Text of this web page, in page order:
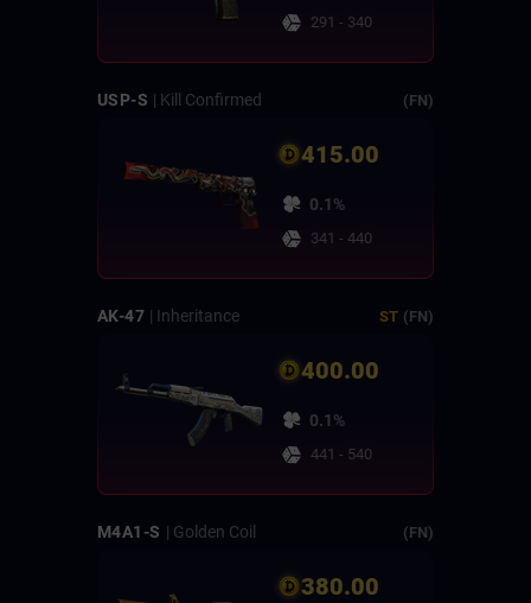
291 - 340
USP-S | Kill Confirmed (FN)
415.00
0.1%
341 - 440
AK-47 | Inheritance ST (FN)
400.00
0.1%
441 - 540
M4A1-S | Golden Coil (FN)
380.00